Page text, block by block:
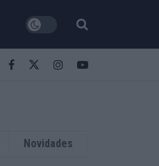
Novidades